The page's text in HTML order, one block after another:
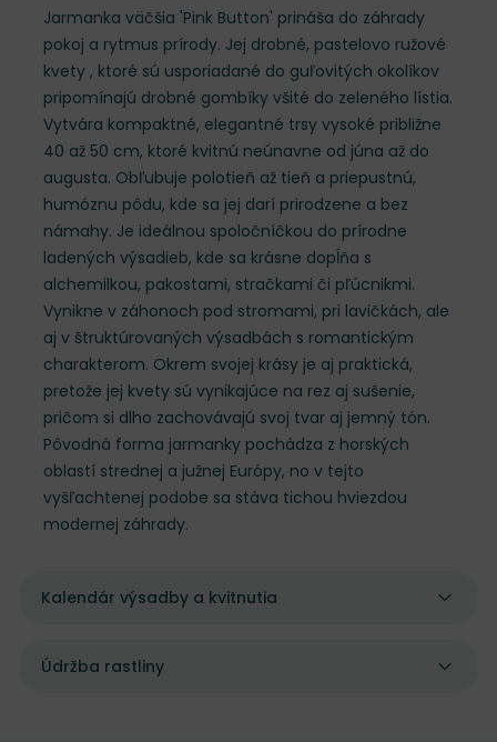
Jarmanka väčšia 'Pink Button' prináša do záhrady
pokoj a rytmus prírody. Jej drobné, pastelovo ružové
kvety , ktoré sú usporiadané do guľovitých okolíkov
pripomínajú drobné gombíky všité do zeleného lístia.
Vytvára kompaktné, elegantné trsy vysoké približne
40 až 50 cm, ktoré kvitnú neúnavne od júna až do
augusta. Obľubuje polotieň až tieň a priepustnú,
humóznu pôdu, kde sa jej darí prirodzene a bez
námahy. Je ideálnou spoločníčkou do prírodne
ladených výsadieb, kde sa krásne dopĺňa s
alchemilkou, pakostami, stračkami či pľúcnikmi.
Vynikne v záhonoch pod stromami, pri lavičkách, ale
aj v štruktúrovaných výsadbách s romantickým
charakterom. Okrem svojej krásy je aj praktická,
pretože jej kvety sú vynikajúce na rez aj sušenie,
pričom si dlho zachovávajú svoj tvar aj jemný tón.
Pôvodná forma jarmanky pochádza z horských
oblastí strednej a južnej Európy, no v tejto
vyšľachtenej podobe sa stáva tichou hviezdou
modernej záhrady.
Kalendár výsadby a kvitnutia
Údržba rastliny